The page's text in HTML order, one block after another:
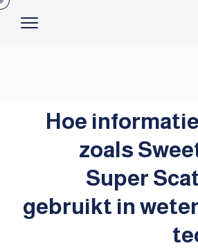
Hoe
zoals
Super
gebruikt in